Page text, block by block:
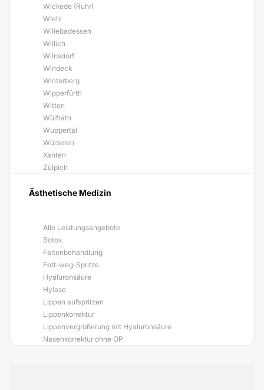
Wickede (Ruhr)
Wiehl
Willebadessen
Willich
Wilnsdorf
Windeck
Winterberg
Wipperfürth
Witten
Wülfrath
Wuppertal
Würselen
Xanten
Zülpich
Ästhetische Medizin
Alle Leistungsangebote
Botox
Faltenbehandlung
Fett-weg-Spritze
Hyaluronsäure
Hylase
Lippen aufspritzen
Lippenkorrektur
Lippenvergrößerung mit Hyaluronsäure
Nasenkorrektur ohne OP